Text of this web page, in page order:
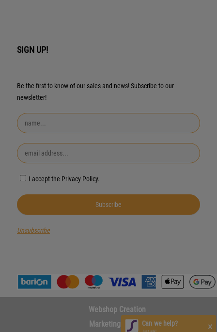
SIGN UP!
Be the first to know of our sales and news! Subscribe to our
newsletter!
I accept the Privacy Policy.
Unsubscribe
Webshop Creation
Marketing AgencyCan we help? ×